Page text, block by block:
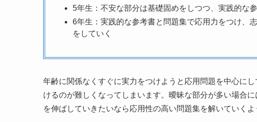
5年生：不安な部分は基礎固めをしつつ、実践的な
6年生：実践的な参考書と問題集で応用力をつけ、
をしていく
年齢に関係なくすぐに実力をつけようと応用問題を中心に
けるのが難しくなってしまいます。曖昧な部分が多い場合
を伸ばしていきたいなら応用性の高い問題集を解いていくよ